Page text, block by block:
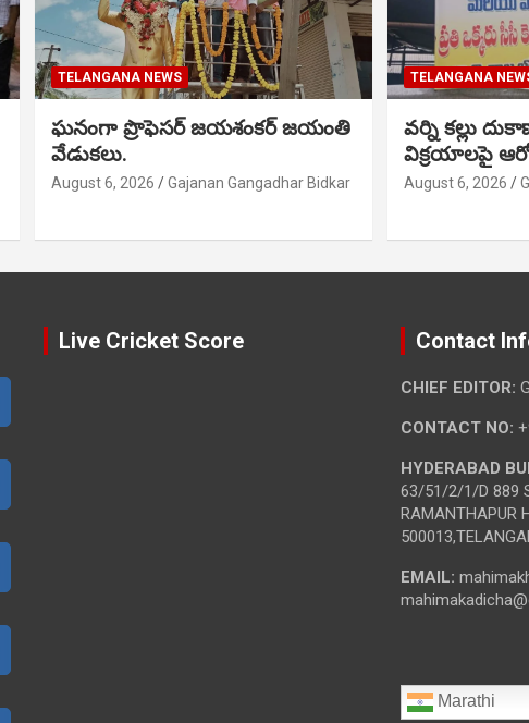
TELANGANA NEWS
ఘనంగా ప్రొఫెసర్ జయశంకర్ జయంతి
వేడుకలు.
August 6, 2026 Gajanan Gangadhar Bidkar
TELANGANA
వర్ని కల్లు
విక్రయాలపై
August 6, 2026
Live Cricket Score Contact
CHIEF EDITOR:
CONTACT NO:
HYDERABAD
63/51/2/1/D 889
RAMANTHAPUR
EMAIL:
Marathi